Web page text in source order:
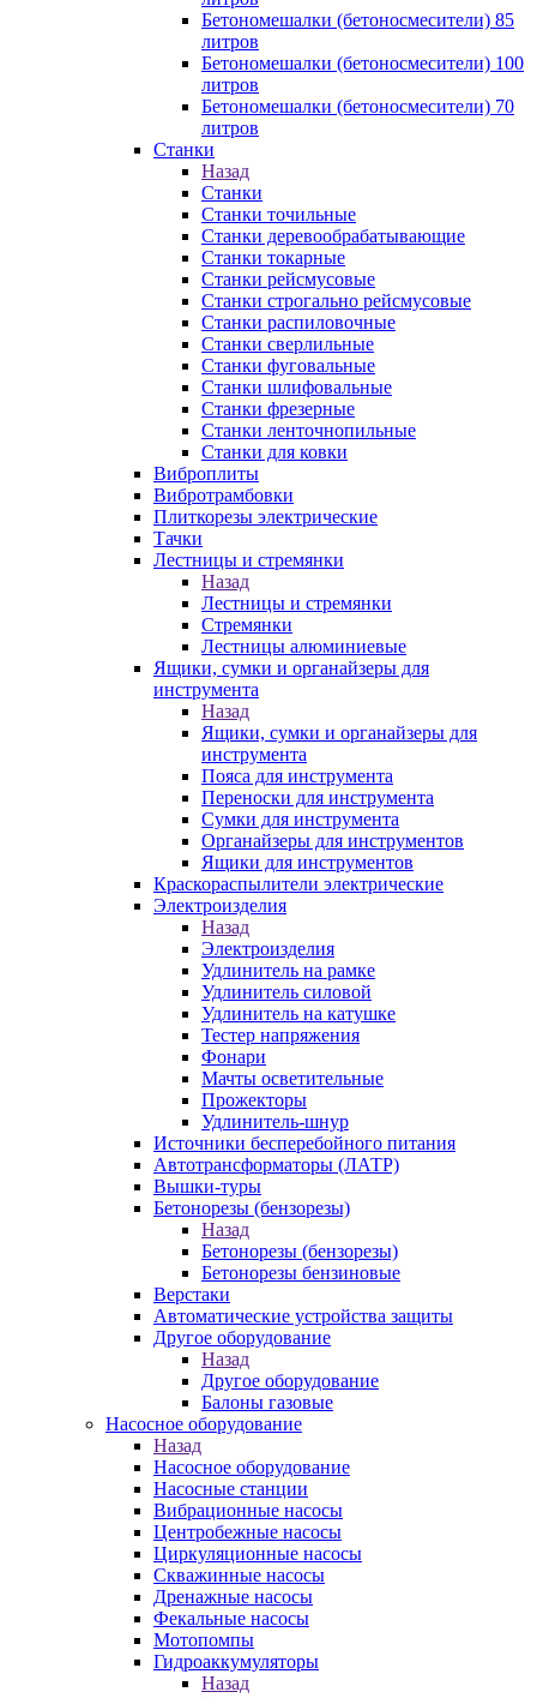
Бетономешалки (бетоносмесители) 85
литров
Бетономешалки (бетоносмесители) 100
литров
Бетономешалки (бетоносмесители) 70
литров
Станки
Назад
Станки
Станки точильные
Станки деревообрабатывающие
Станки токарные
Станки рейсмусовые
Станки строгально рейсмусовые
Станки распиловочные
Станки сверлильные
Станки фуговальные
Станки шлифовальные
Станки фрезерные
Станки ленточнопильные
Станки для ковки
Виброплиты
Вибротрамбовки
Плиткорезы электрические
Тачки
Лестницы и стремянки
Назад
Лестницы и стремянки
Стремянки
Лестницы алюминиевые
Ящики, сумки и органайзеры для
инструмента
Назад
Ящики, сумки и органайзеры для
инструмента
Пояса для инструмента
Переноски для инструмента
Сумки для инструмента
Органайзеры для инструментов
Ящики для инструментов
Краскораспылители электрические
Электроизделия
Назад
Электроизделия
Удлинитель на рамке
Удлинитель силовой
Удлинитель на катушке
Тестер напряжения
Фонари
Мачты осветительные
Прожекторы
Удлинитель-шнур
Источники бесперебойного питания
Автотрансформаторы (ЛАТР)
Вышки-туры
Бетонорезы (бензорезы)
Назад
Бетонорезы (бензорезы)
Бетонорезы бензиновые
Верстаки
Автоматические устройства защиты
Другое оборудование
Назад
Другое оборудование
Балоны газовые
Насосное оборудование
Назад
Насосное оборудование
Насосные станции
Вибрационные насосы
Центробежные насосы
Циркуляционные насосы
Скважинные насосы
Дренажные насосы
Фекальные насосы
Мотопомпы
Гидроаккумуляторы
Назад